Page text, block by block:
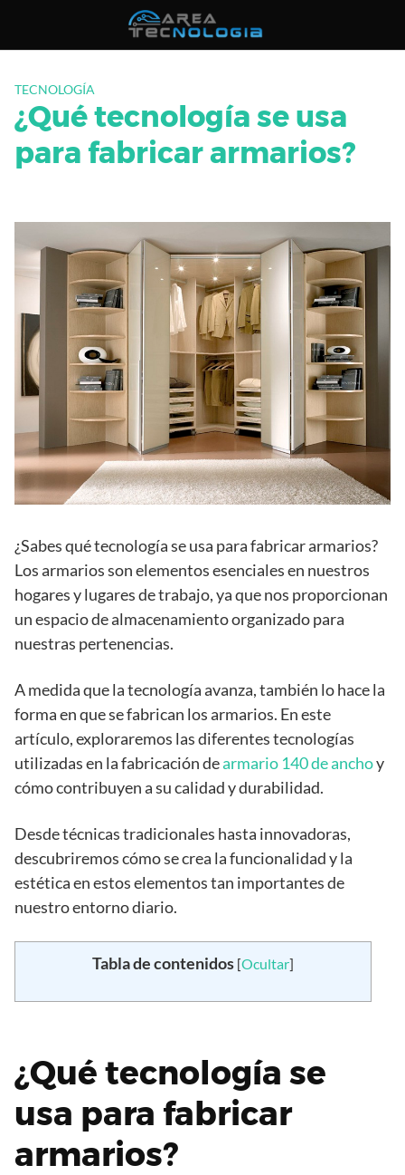
contenido
TECNOLOGÍA
¿Qué tecnología se usa
para fabricar armarios?
¿Sabes qué tecnología se usa para fabricar armarios?
Los armarios son elementos esenciales en nuestros
hogares y lugares de trabajo, ya que nos proporcionan
un espacio de almacenamiento organizado para
nuestras pertenencias.
A medida que la tecnología avanza, también lo hace la
forma en que se fabrican los armarios. En este
artículo, exploraremos las diferentes tecnologías
utilizadas en la fabricación dearmario 140 de anchoy
cómo contribuyen a su calidad y durabilidad.
Desde técnicas tradicionales hasta innovadoras,
descubriremos cómo se crea la funcionalidad y la
estética en estos elementos tan importantes de
nuestro entorno diario.
Tabla de contenidos [Ocultar]
¿Qué tecnología se
usa para fabricar
armarios?